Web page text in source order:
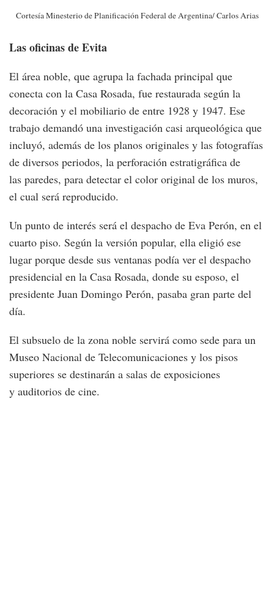
Cortesía Minesterio de Planificación Federal de Argentina/ Carlos Arias
Las oficinas de Evita
El área noble, que agrupa la fachada principal que
conecta con la Casa Rosada, fue restaurada según la
decoración y el mobiliario de entre 1928 y 1947. Ese
trabajo demandó una investigación casi arqueológica que
incluyó, además de los planos originales y las fotografías
de diversos periodos, la perforación estratigráfica de
las paredes, para detectar el color original de los muros,
el cual será reproducido.
Un punto de interés será el despacho de Eva Perón, en el
cuarto piso. Según la versión popular, ella eligió ese
lugar porque desde sus ventanas podía ver el despacho
presidencial en la Casa Rosada, donde su esposo, el
presidente Juan Domingo Perón, pasaba gran parte del
día.
El subsuelo de la zona noble servirá como sede para un
Museo Nacional de Telecomunicaciones y los pisos
superiores se destinarán a salas de exposiciones
y auditorios de cine.